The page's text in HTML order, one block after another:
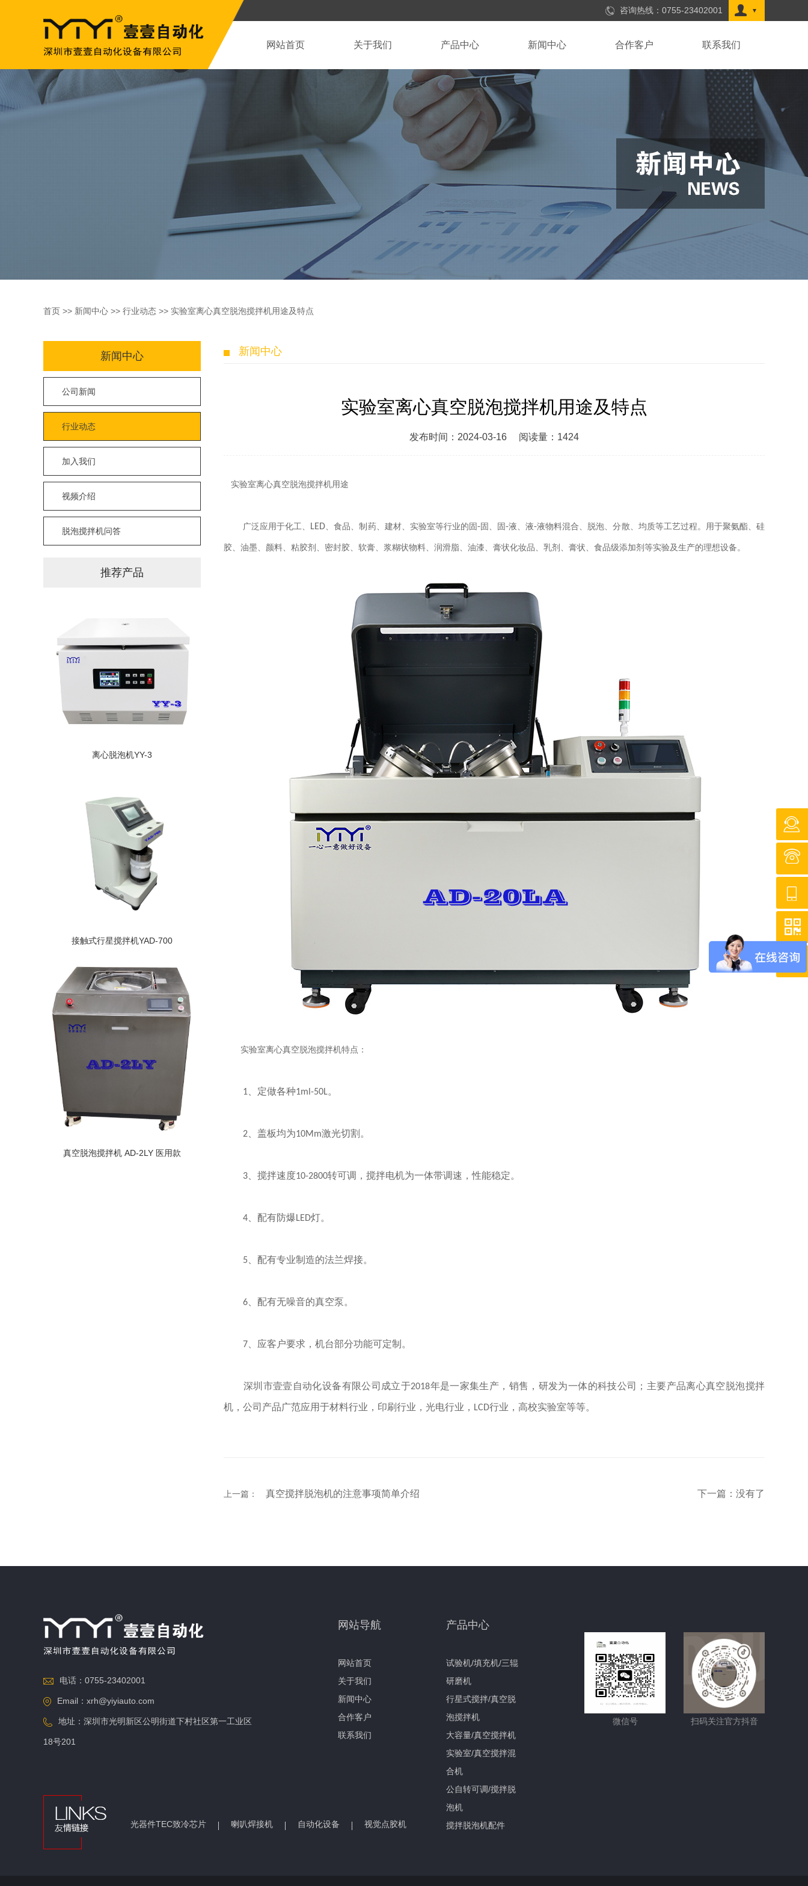
咨询热线： 0755-23402001
网站首页 关于我们 产品中心 新闻中心 合作客户 联系我们
首页 >> 新闻中心 >> 行业动态 >> 实验室离心真空脱泡搅拌机用途及特点
新闻中心
公司新闻
行业动态
加入我们
视频介绍
脱泡搅拌机问答
推荐产品
离心脱泡机YY-3
接触式行星搅拌机YAD-700
真空脱泡搅拌机 AD-2LY 医用款
新闻中心
实验室离心真空脱泡搅拌机用途及特点
发布时间：2024-03-16 阅读量：1424
实验室离心真空脱泡搅拌机用途
广泛应用于化工、 LED、食品、制药、建材、 实验室等行业的固 -固、固-液、液-液物料混合、脱泡、分散、均质等工艺过程。用于聚氨酯、硅
胶、油墨、颜料、粘胶剂、密封胶、软膏、浆糊状物料、润滑脂、油漆、膏状化妆品、乳剂、膏状、食品级添加剂等实验及生产的理想设备。
实验室离心真空脱泡搅拌机特点：
1 、定做各种1ml-50L。
2 、盖板均为10Mm激光切割。
3 、搅拌速度10-2800转可调，搅拌电机为一体带调速，性能稳定。
4 、配有防爆LED灯。
5 、配有专业制造的法兰焊接。
6 、配有无噪音的真空泵。
7 、应客户要求，机台部分功能可定制。
深圳市壹壹自动化设备有限公司成立于2018年是一家集生产，销售，研发为一体的科技公司；主要产品离心真空脱泡搅拌
机，公司产品广范应用于材料行业，印刷行业，光电行业， LCD行业，高校实验室等等。
上一篇： 真空搅拌脱泡机的注意事项简单介绍 下一篇：没有了
电话：0755-23402001
Email：xrh@yiyiauto.com
地址：深圳市光明新区公明街道下村社区第一工业区
18号201
网站导航
网站首页
关于我们
新闻中心
合作客户
联系我们
产品中心
试验机/填充机/三辊
研磨机
行星式搅拌/真空脱
泡搅拌机
大容量/真空搅拌机
实验室/真空搅拌混
合机
公自转可调/搅拌脱
泡机
搅拌脱泡机配件
微信号 扫码关注官方抖音
光器件TEC致冷芯片 喇叭焊接机 自动化设备 视觉点胶机